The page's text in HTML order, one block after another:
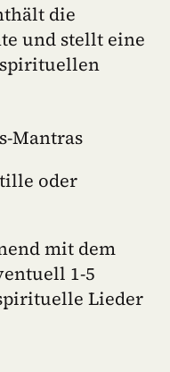
die
und stellt eine
Mantras
oder
mit dem
1-5
Lieder